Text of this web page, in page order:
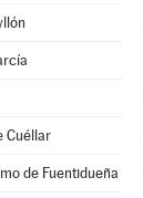
Cuéllar
de Fuentidueña